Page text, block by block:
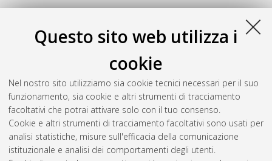
Questo sito web utilizza i
cookie
Nel nostro sito utilizziamo sia cookie tecnici necessari per il suo
funzionamento, sia cookie e altri strumenti di tracciamento
facoltativi che potrai attivare solo con il tuo consenso.
Cookie e altri strumenti di tracciamento facoltativi sono usati per
analisi statistiche, misure sull'efficacia della comunicazione
istituzionale e analisi dei comportamenti degli utenti.
Laurea magistrale
Freya Stark e la letteratura di viaggio:
magistrale], Università di Bologna, Corso di Studio in
Specialized translation [LM-DM270] - Forli' , Documento full-
text non disponibile
Questa lista e' stata generata ilThu Aug 6 23:12:33 2026